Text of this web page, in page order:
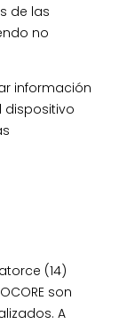
de las
no
información
dispositivo
(14)
son
A